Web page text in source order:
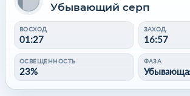
Убывающий серп
ВОСХОД
01:27
ЗАХОД
16:57
ОСВЕЩЕННОСТЬ
23%
ФАЗА